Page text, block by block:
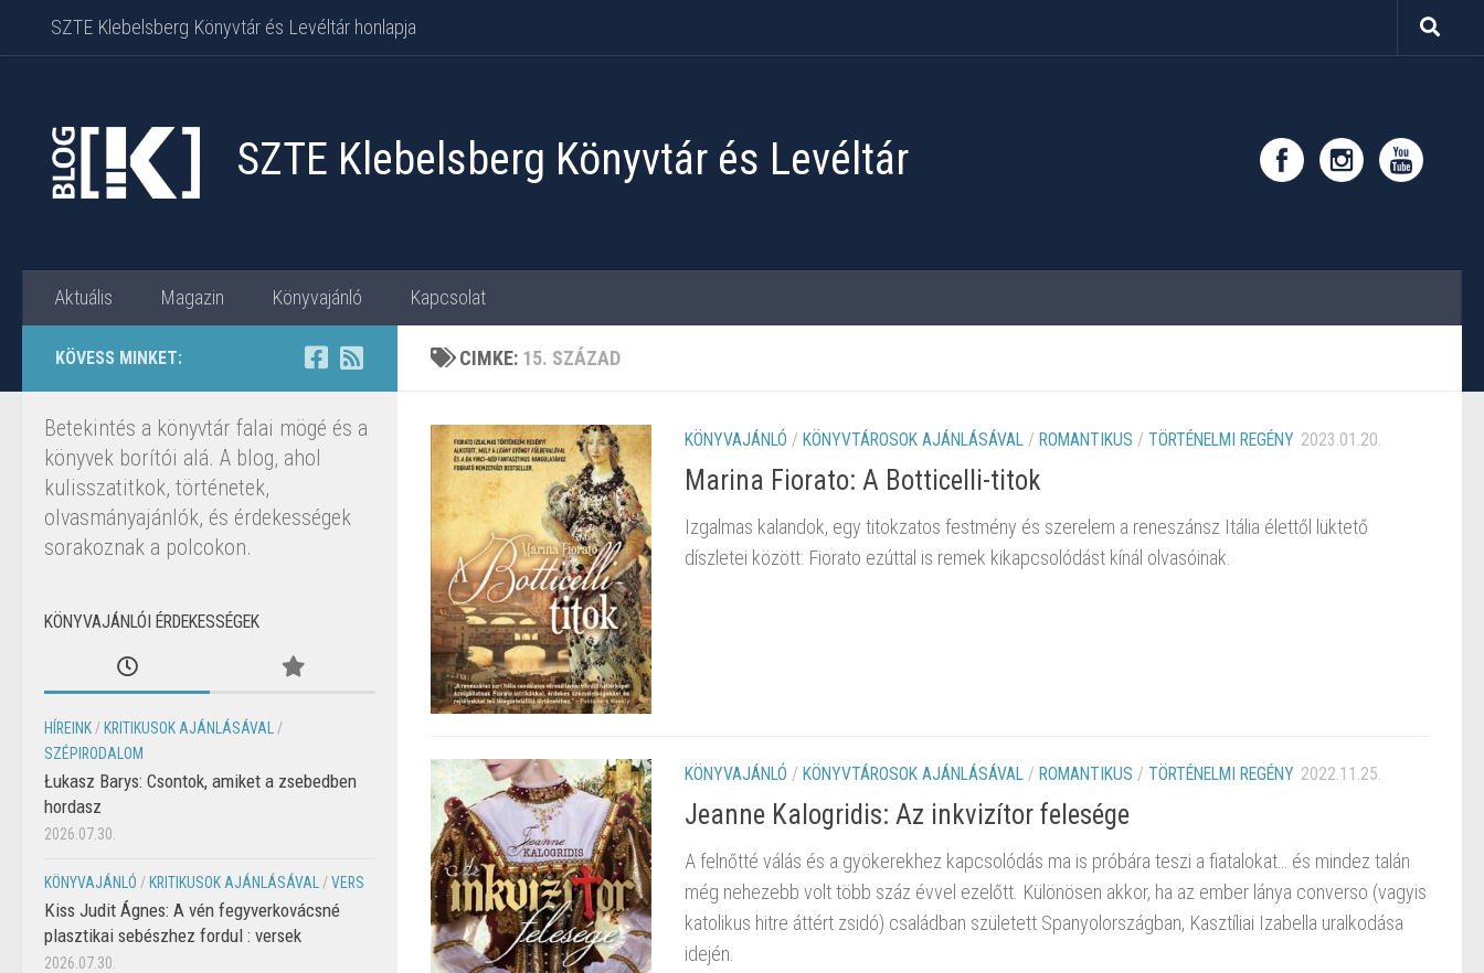
Skip to content
SZTE Klebelsberg Könyvtár és Levéltár honlapja
SZTE Klebelsberg Könyvtár és Levéltár
Aktuális Magazin Könyvajánló Kapcsolat
CIMKE: 15. SZÁZAD
KÖNYVAJÁNLÓ / KÖNYVTÁROSOK AJÁNLÁSÁVAL / ROMANTIKUS / TÖRTÉNELMI REGÉNY 2023.01.20.
Marina Fiorato: A Botticelli-titok
Izgalmas kalandok, egy titokzatos festmény és szerelem a reneszánsz Itália élettől lüktető
díszletei között: Fiorato ezúttal is remek kikapcsolódást kínál olvasóinak.
KÖNYVAJÁNLÓ / KÖNYVTÁROSOK AJÁNLÁSÁVAL / ROMANTIKUS / TÖRTÉNELMI REGÉNY 2022.11.25.
Jeanne Kalogridis: Az inkvizítor felesége
A felnőtté válás és a gyökerekhez kapcsolódás ma is próbára teszi a fiatalokat… és mindez talán
még nehezebb volt több száz évvel ezelőtt. Különösen akkor, ha az ember lánya converso (vagyis
katolikus hitre áttért zsidó) családban született Spanyolországban, Kasztíliai Izabella uralkodása
idején.
KÖVESS MINKET:
Betekintés a könyvtár falai mögé és a
könyvek borítói alá. A blog, ahol
kulisszatitkok, történetek,
olvasmányajánlók, és érdekességek
sorakoznak a polcokon.
KÖNYVAJÁNLÓI ÉRDEKESSÉGEK
HÍREINK / KRITIKUSOK AJÁNLÁSÁVAL
/
SZÉPIRODALOM
Łukasz Barys: Csontok, amiket a zsebedben
hordasz
2026.07.30.
KÖNYVAJÁNLÓ / KRITIKUSOK AJÁNLÁSÁVAL /VERS
Kiss Judit Ágnes: A vén fegyverkovácsné
plasztikai sebészhez fordul : versek
2026.07.30.